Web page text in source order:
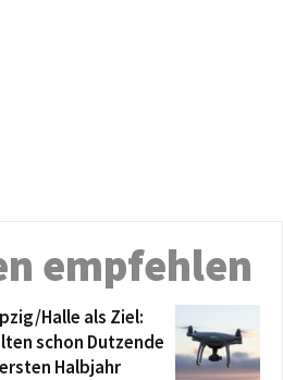
empfehlen
Halle als Ziel:
schon Dutzende
Halbjahr